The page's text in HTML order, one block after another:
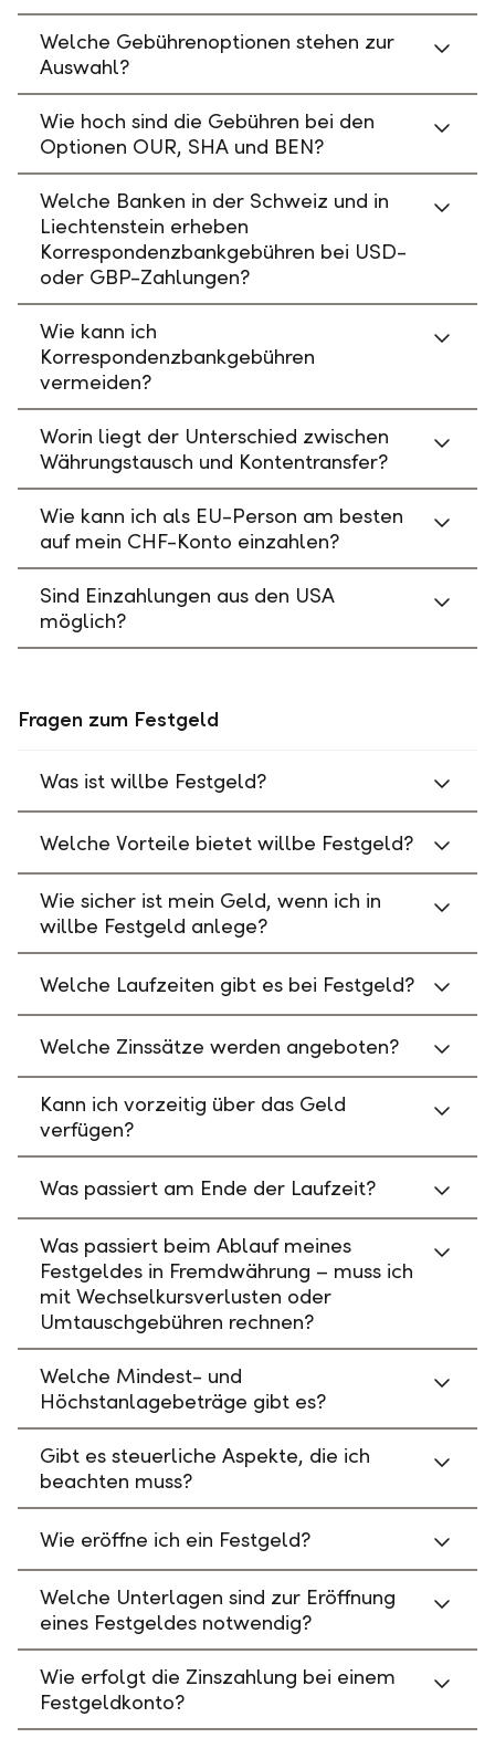
Welche Gebührenoptionen stehen zur
Auswahl?
Wie hoch sind die Gebühren bei den
Optionen OUR, SHA und BEN?
Welche Banken in der Schweiz und in
Liechtenstein erheben
Korrespondenzbankgebühren bei USD-
oder GBP-Zahlungen?
Wie kann ich
Korrespondenzbankgebühren
vermeiden?
Worin liegt der Unterschied zwischen
Währungstausch und Kontentransfer?
Wie kann ich als EU-Person am besten
auf mein CHF-Konto einzahlen?
Sind Einzahlungen aus den USA
möglich?
Fragen zum Festgeld
Was ist willbe Festgeld?
Welche Vorteile bietet willbe Festgeld?
Wie sicher ist mein Geld, wenn ich in
willbe Festgeld anlege?
Welche Laufzeiten gibt es bei Festgeld?
Welche Zinssätze werden angeboten?
Kann ich vorzeitig über das Geld
verfügen?
Was passiert am Ende der Laufzeit?
Was passiert beim Ablauf meines
Festgeldes in Fremdwährung – muss ich
mit Wechselkursverlusten oder
Umtauschgebühren rechnen?
Welche Mindest- und
Höchstanlagebeträge gibt es?
Gibt es steuerliche Aspekte, die ich
beachten muss?
Wie eröffne ich ein Festgeld?
Welche Unterlagen sind zur Eröffnung
eines Festgeldes notwendig?
Wie erfolgt die Zinszahlung bei einem
Festgeldkonto?